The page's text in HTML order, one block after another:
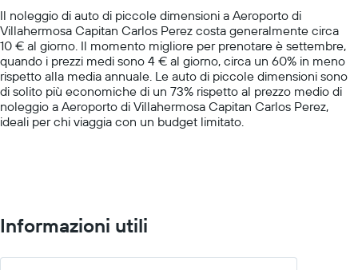
le
società
in
oggetto
1
Y
axis
displaying
values.
Range:
0
to
Il noleggio di auto di piccole dimensioni a Aeroporto di
Villahermosa Capitan Carlos Perez costa generalmente circa
10 € al giorno. Il momento migliore per prenotare è settembre,
quando i prezzi medi sono 4 € al giorno, circa un 60% in meno
rispetto alla media annuale. Le auto di piccole dimensioni sono
di solito più economiche di un 73% rispetto al prezzo medio di
noleggio a Aeroporto di Villahermosa Capitan Carlos Perez,
ideali per chi viaggia con un budget limitato.
Informazioni utili